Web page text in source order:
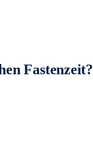
Fastenzeit?